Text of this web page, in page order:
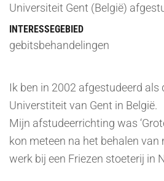
Universiteit Gent (België)
INTERESSEGEBIED
gebitsbehandelingen
Ik ben in 2002 afgestudeerd als
Universtiteit van Gent in België.
Mijn afstudeerrichting was
kon meteen na het behalen
werk bij een Friezen stoeterij in